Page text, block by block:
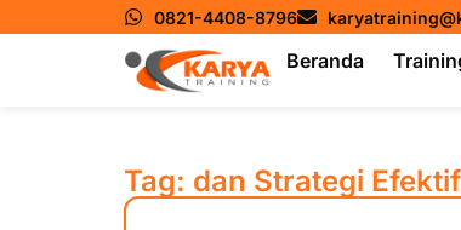
0821-4408-8796
Beranda
Tag: dan Strategi